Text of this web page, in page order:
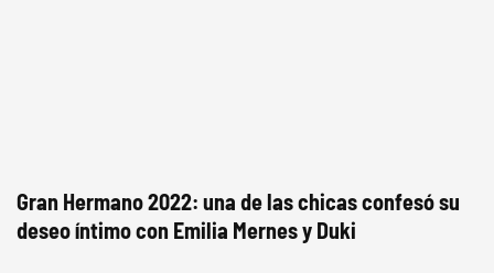
Gran Hermano 2022: una de las chicas confesó su
deseo íntimo con Emilia Mernes y Duki